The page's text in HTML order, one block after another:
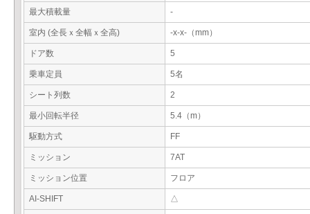
最大積載量 -
室内 (全長ｘ全幅ｘ全高) -x-x-（mm）
ドア数 5
乗車定員 5名
シート列数 2
最小回転半径 5.4（m）
駆動方式 FF
ミッション 7AT
ミッション位置 フロア
AI-SHIFT △